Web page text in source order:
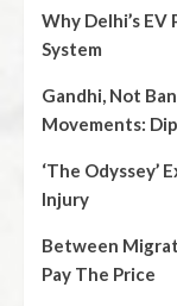
Why Delhi’s
System
Gandhi, Not
Movements:
‘The Odyssey’
Injury
Between
Pay The Price